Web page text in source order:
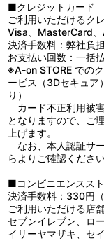
■クレジットカード
ご利用いただけるク
Visa、MasterCard
決済手数料：弊社負担
お支払い回数：一括
※A-on STORE での
ービス（3Dセキュ
り）
カード不正利用被
となりますので、ご
上げます。
なお、本人認証サ
ら よりご確認ください
■コンビニエンスス
決済手数料：330円（
ご利用いただける店舗
セブンイレブン、ロ
イリーヤマザキ、セ